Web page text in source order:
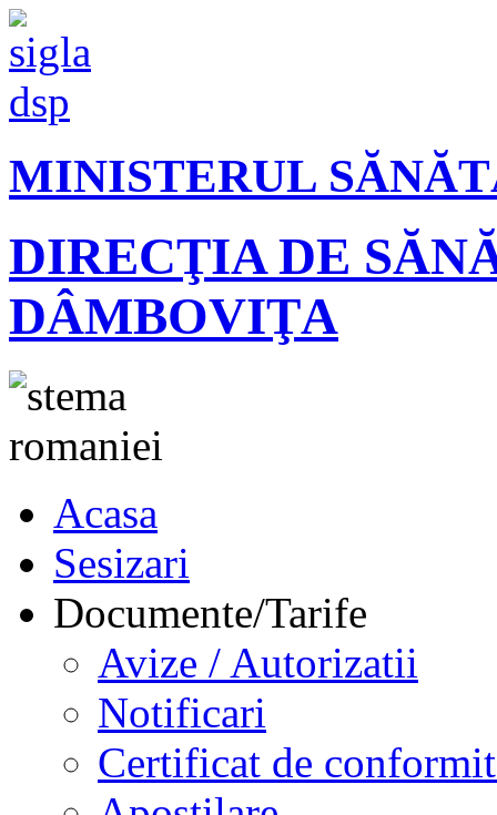
MINISTERUL
DIRECŢIA DE
DÂMBOVIŢA
Acasa
Sesizari
Documente/Tarife
Avize / Autorizatii
Notificari
Certificat de